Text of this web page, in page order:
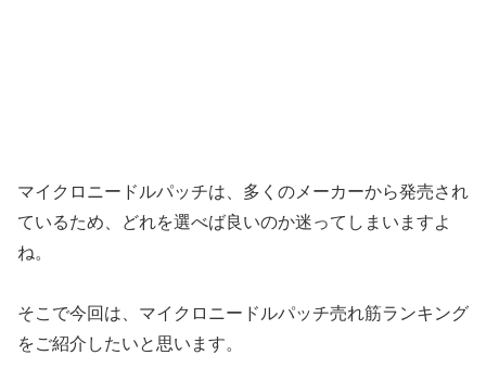
マイクロニードルパッチは、多くのメーカーから発売され
ているため、どれを選べば良いのか迷ってしまいますよ
ね。
そこで今回は、マイクロニードルパッチ売れ筋ランキング
をご紹介したいと思います。